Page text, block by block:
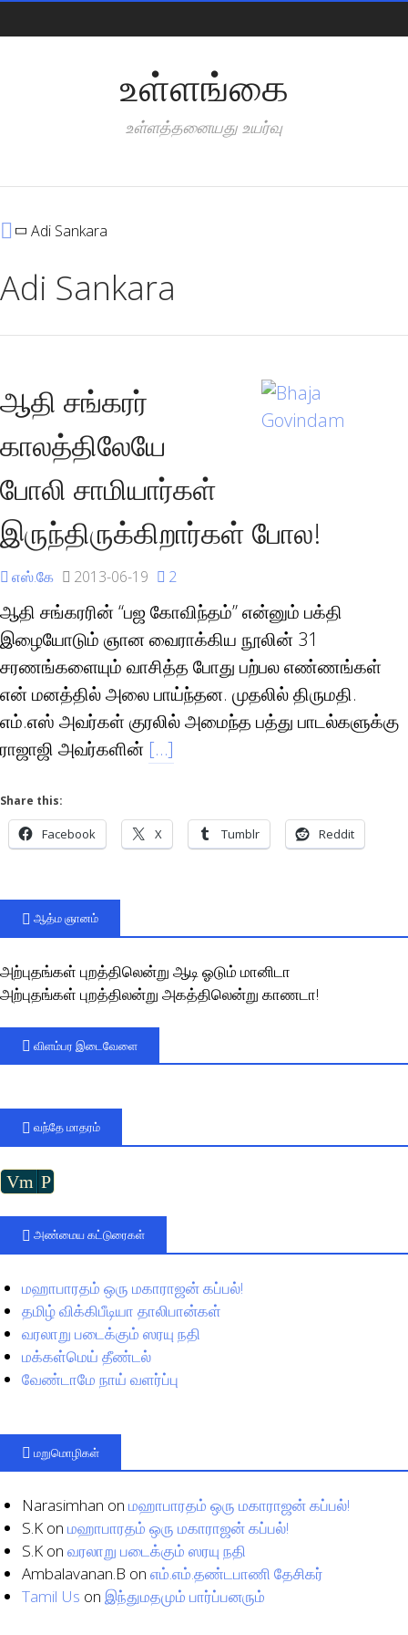
உள்ளங்கை
உள்ளத்தனையது உயர்வு
Adi Sankara
Adi Sankara
ஆதி சங்கரர்
காலத்திலேயே
போலி சாமியார்கள்
இருந்திருக்கிறார்கள் போல!
எஸ்.கே 2013-06-19 2
ஆதி சங்கரரின் “பஜ கோவிந்தம்” என்னும் பக்தி
இழையோடும் ஞான வைராக்கிய நூலின் 31
சரணங்களையும் வாசித்த போது பற்பல எண்ணங்கள்
என் மனத்தில் அலை பாய்ந்தன. முதலில் திருமதி.
எம்.எஸ் அவர்கள் குரலில் அமைந்த பத்து பாடல்களுக்கு
ராஜாஜி அவர்களின் […]
Share this:
Facebook X Tumblr Reddit
ஆத்ம ஞானம்
அற்புதங்கள் புறத்திலென்று ஆடி ஓடும் மானிடா
அற்புதங்கள் புறத்திலன்று அகத்திலென்று காணடா!
விளம்பர இடைவேளை
வந்தே மாதரம்
Vm P
அண்மைய கட்டுரைகள்
மஹாபாரதம் ஒரு மகாராஜன் கப்பல்!
தமிழ் விக்கிபீடியா தாலிபான்கள்
வரலாறு படைக்கும் ஸரயு நதி
மக்கள்மெய் தீண்டல்
வேண்டாமே நாய் வளர்ப்பு
மறுமொழிகள்
Narasimhan on மஹாபாரதம் ஒரு மகாராஜன் கப்பல்!
S.K on மஹாபாரதம் ஒரு மகாராஜன் கப்பல்!
S.K on வரலாறு படைக்கும் ஸரயு நதி
Ambalavanan.B on எம்.எம்.தண்டபாணி தேசிகர்
Tamil Us on இந்துமதமும் பார்ப்பனரும்